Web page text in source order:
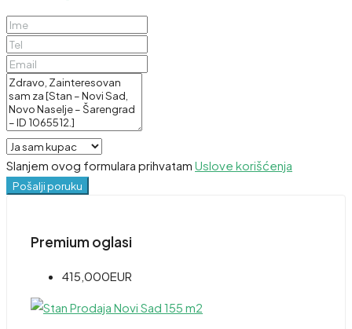
Slanjem ovog formulara prihvatam Uslove korišćenja
Pošalji poruku
Premium oglasi
415,000EUR